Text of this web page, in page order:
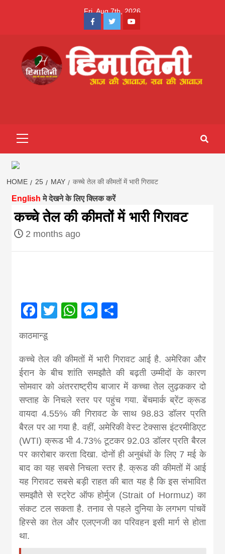
Fri. Aug 7th, 2026
FacebookTwitterYoutube
hindi
||madhesh
first hindi
magazine of
news in hindi
from
news,
khabar
HOME 25 MAY कच्चे तेल की कीमतों में भारी गिरावट
English मे देखने के लिए क्लिक करें
कच्चे तेल की कीमतों में भारी गिरावट
2 months ago
Facebook
TwitterWhatsApp
Messenger
काठमान्डू
कच्चे तेल की कीमतों में भारी गिरावट आई है. अमेरिका और
ईरान के बीच शांति समझौते की बढ़ती उम्मीदों के कारण
सोमवार को अंतरराष्ट्रीय बाजार में कच्चा तेल लुढ़ककर दो
सप्ताह के निचले स्तर पर पहुंच गया. बेंचमार्क ब्रेंट क्रूड
वायदा 4.55% की गिरावट के साथ 98.83 डॉलर प्रति
बैरल पर आ गया है. वहीं, अमेरिकी वेस्ट टेक्सास इंटरमीडिएट
(WTI) क्रूड भी 4.73% टूटकर 92.03 डॉलर प्रति बैरल
पर कारोबार करता दिखा. दोनों ही अनुबंधों के लिए 7 मई के
बाद का यह सबसे निचला स्तर है. क्रूड की कीमतों में आई
यह गिरावट सबसे बड़ी राहत की बात यह है कि इस संभावित
समझौते से स्ट्रेट ऑफ होर्मुज (Strait of Hormuz) का
संकट टल सकता है. तनाव से पहले दुनिया के लगभग पांचवें
हिस्से का तेल और एलएनजी का परिवहन इसी मार्ग से होता
था.